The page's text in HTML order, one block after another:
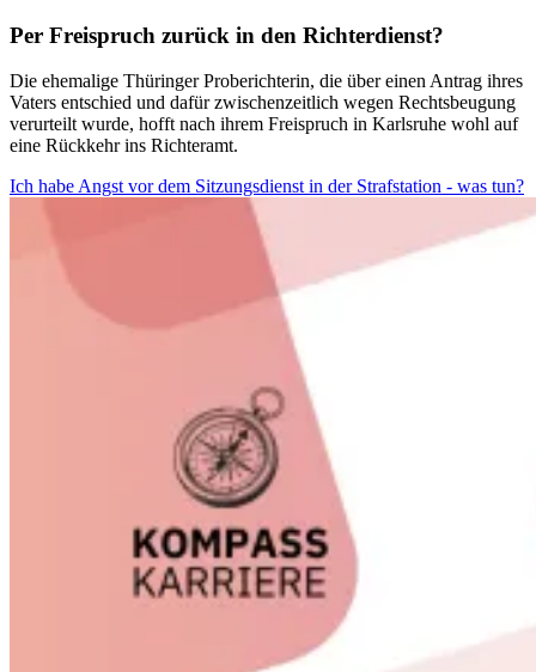
Per Freispruch zurück in den Richterdienst?
Die ehemalige Thüringer Proberichterin, die über einen Antrag ihres
Vaters entschied und dafür zwischenzeitlich wegen Rechtsbeugung
verurteilt wurde, hofft nach ihrem Freispruch in Karlsruhe wohl auf
eine Rückkehr ins Richteramt.
Ich habe Angst vor dem Sitzungsdienst in der Strafstation - was tun?